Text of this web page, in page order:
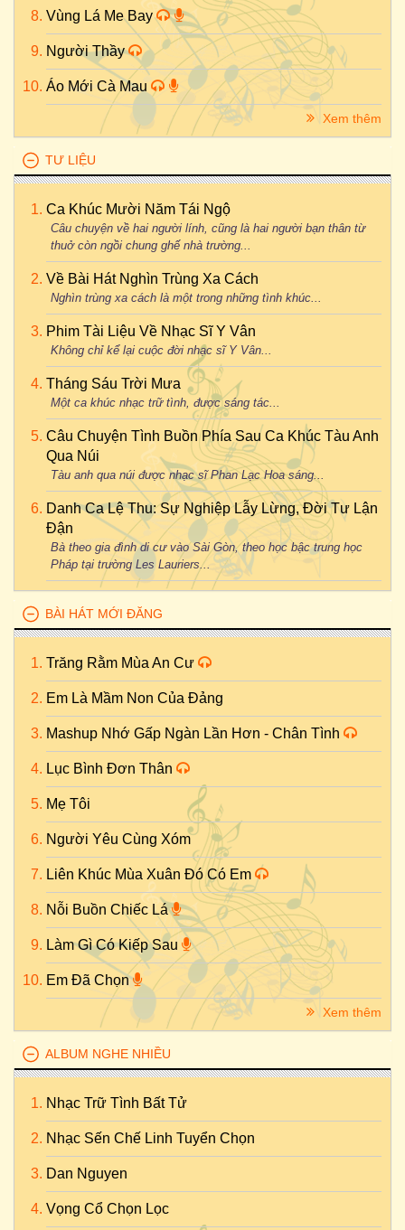
Vùng Lá Me Bay
Người Thầy
Áo Mới Cà Mau
Xem thêm
TƯ LIỆU
Ca Khúc Mười Năm Tái Ngộ
Câu chuyện về hai người lính, cũng là hai người bạn thân từ
thuở còn ngồi chung ghế nhà trường...
Về Bài Hát Nghìn Trùng Xa Cách
Nghìn trùng xa cách là một trong những tình khúc...
Phim Tài Liệu Về Nhạc Sĩ Y Vân
Không chỉ kể lại cuộc đời nhạc sĩ Y Vân...
Tháng Sáu Trời Mưa
Một ca khúc nhạc trữ tình, được sáng tác...
Câu Chuyện Tình Buồn Phía Sau Ca Khúc Tàu Anh
Qua Núi
Tàu anh qua núi được nhạc sĩ Phan Lạc Hoa sáng...
Danh Ca Lệ Thu: Sự Nghiệp Lẫy Lừng, Đời Tư Lận
Đận
Bà theo gia đình di cư vào Sài Gòn, theo học bậc trung học
Pháp tại trường Les Lauriers...
BÀI HÁT MỚI ĐĂNG
Trăng Rằm Mùa An Cư
Em Là Mầm Non Của Đảng
Mashup Nhớ Gấp Ngàn Lần Hơn - Chân Tình
Lục Bình Đơn Thân
Mẹ Tôi
Người Yêu Cùng Xóm
Liên Khúc Mùa Xuân Đó Có Em
Nỗi Buồn Chiếc Lá
Làm Gì Có Kiếp Sau
Em Đã Chọn
Xem thêm
ALBUM NGHE NHIỀU
Nhạc Trữ Tình Bất Tử
Nhạc Sến Chế Linh Tuyển Chọn
Dan Nguyen
Vọng Cổ Chọn Lọc